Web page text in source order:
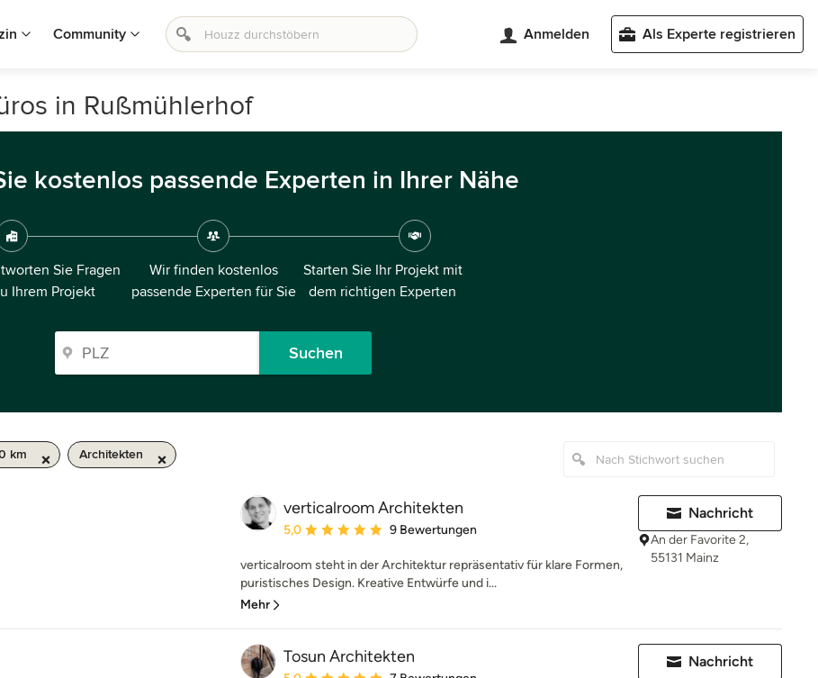
Community Anmelden Als Experte registrieren
in Rußmühlerhof
kostenlos passende Experten in Ihrer Nähe
Sie Fragen
Ihrem Projekt
Wir finden kostenlos
passende Experten für Sie
Starten Sie Ihr Projekt mit
dem richtigen Experten
Suchen
km Architekten
verticalroom Architekten
Durchschnittliche Bewertung: 5 von 5 Sternen
5,0 9 Bewertungen
verticalroom steht in der Architektur repräsentativ für klare Formen,
puristisches Design. Kreative Entwürfe und i...
Mehr
Nachricht
An der Favorite 2,
55131 Mainz
Tosun Architekten Nachricht